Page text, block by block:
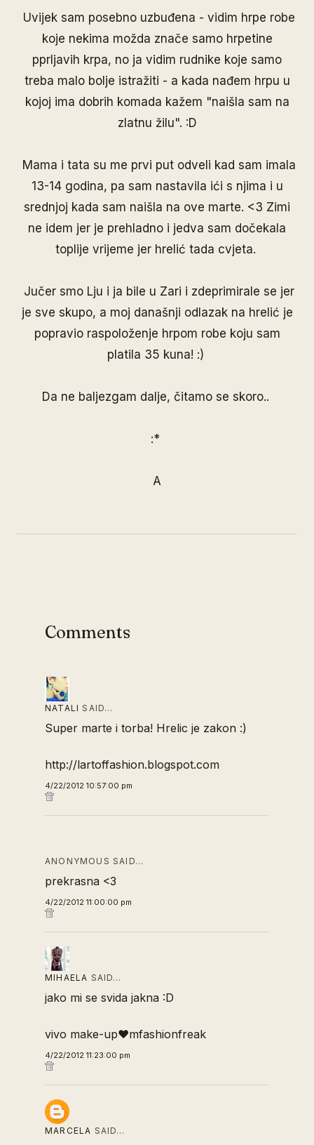
Uvijek sam posebno uzbuđena - vidim hrpe robe
koje nekima možda znače samo hrpetine
pprljavih krpa, no ja vidim rudnike koje samo
treba malo bolje istražiti - a kada nađem hrpu u
kojoj ima dobrih komada kažem "naišla sam na
zlatnu žilu". :D
Mama i tata su me prvi put odveli kad sam imala
13-14 godina, pa sam nastavila ići s njima i u
srednjoj kada sam naišla na ove marte. <3 Zimi
ne idem jer je prehladno i jedva sam dočekala
toplije vrijeme jer hrelić tada cvjeta.
Jučer smo Lju i ja bile u Zari i zdeprimirale se jer
je sve skupo, a moj današnji odlazak na hrelić je
popravio raspoloženje hrpom robe koju sam
platila 35 kuna! :)
Da ne baljezgam dalje, čitamo se skoro..
:*
A
Comments
NATALI SAID…
Super marte i torba! Hrelic je zakon :)
http://lartoffashion.blogspot.com
4/22/2012 10:57:00 pm
ANONYMOUS SAID…
prekrasna <3
4/22/2012 11:00:00 pm
MIHAELA SAID…
jako mi se svida jakna :D
vivo make-up♥mfashionfreak
4/22/2012 11:23:00 pm
MARCELA SAID…